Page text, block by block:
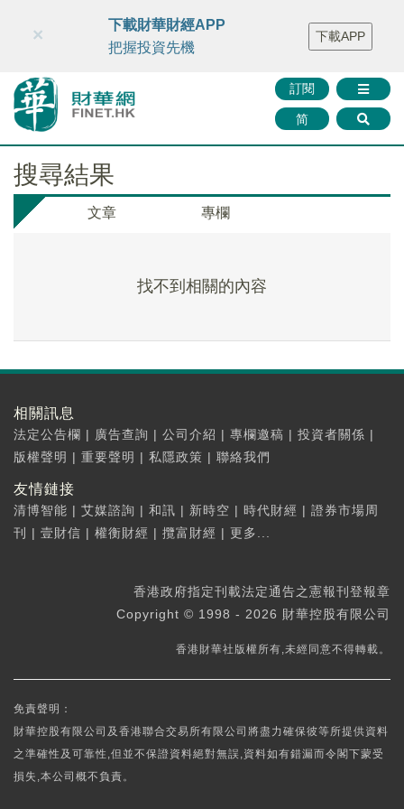
財華智庫網 FINTV FINMETA 財華證券 媒體矩陣
智庫沙龍
聯絡我們
訂閱
简
×
下載財華財經APP
把握投資先機
下載APP
搜尋結果
文章 專欄
找不到相關的內容
相關訊息
法定公告欄 | 廣告查詢 | 公司介紹 | 專欄邀稿 | 投資者關係 |
版權聲明 | 重要聲明 | 私隱政策 | 聯絡我們
友情鏈接
清博智能 | 艾媒諮詢 | 和訊 | 新時空 | 時代財經 | 證券市場周
刊
| 壹財信 | 權衡財經 | 攬富財經 | 更多...
香港政府指定刊載法定通告之憲報刊登報章
Copyright © 1998 - 2026 財華控股有限公司
香港財華社版權所有,未經同意不得轉載。
免責聲明：
財華控股有限公司及香港聯合交易所有限公司將盡力確保彼等所提供資料
之準確性及可靠性,但並不保證資料絕對無誤,資料如有錯漏而令閣下蒙受
損失,本公司概不負責。